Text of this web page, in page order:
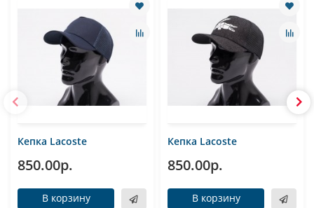
Кепка Lacoste
850.00р.
В корзину
Кепка Lacoste
850.00р.
В корзину